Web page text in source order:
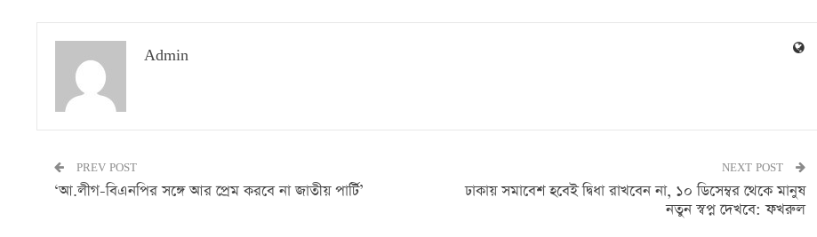
Admin
PREV POST
‘আ.লীগ-বিএনপির সঙ্গে আর প্রেম করবে না জাতীয় পার্টি’
NEXT POST
ঢাকায় সমাবেশ হবেই দ্বিধা রাখবেন না, ১০ ডিসেম্বর থেকে মানুষ
নতুন স্বপ্ন দেখবে: ফখরুল